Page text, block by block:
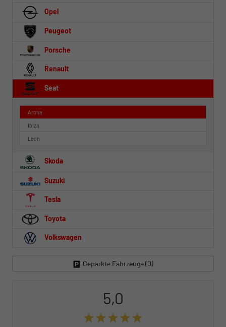
Opel
Peugeot
Porsche
Renault
Seat
Arona
Ibiza
Leon
Skoda
Suzuki
Tesla
Toyota
Volkswagen
Geparkte Fahrzeuge (0)
5,0